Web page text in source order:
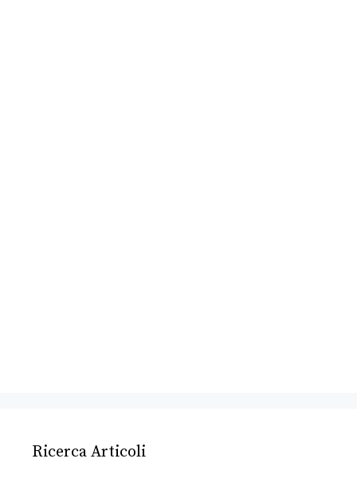
Ricerca Articoli